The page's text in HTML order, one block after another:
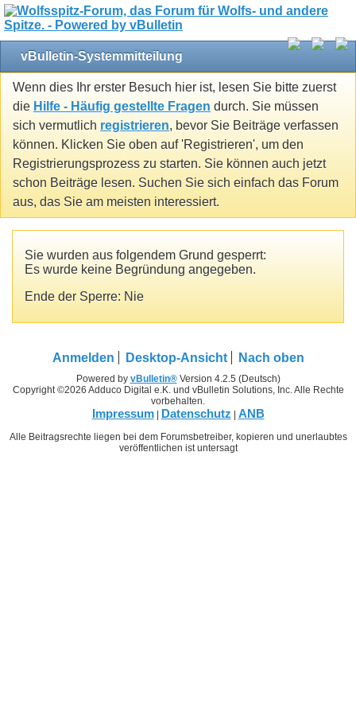
vBulletin-Systemmitteilung
Wenn dies Ihr erster Besuch hier ist, lesen Sie bitte zuerst
die Hilfe - Häufig gestellte Fragen durch. Sie müssen
sich vermutlich registrieren, bevor Sie Beiträge verfassen
können. Klicken Sie oben auf 'Registrieren', um den
Registrierungsprozess zu starten. Sie können auch jetzt
schon Beiträge lesen. Suchen Sie sich einfach das Forum
aus, das Sie am meisten interessiert.
Sie wurden aus folgendem Grund gesperrt:
Es wurde keine Begründung angegeben.
Ende der Sperre: Nie
Anmelden Desktop-Ansicht Nach oben
Powered by vBulletin®Version 4.2.5 (Deutsch)
Copyright ©2026 Adduco Digital e.K. und vBulletin Solutions, Inc. Alle Rechte
vorbehalten.
Impressum| Datenschutz | ANB
Alle Beitragsrechte liegen bei dem Forumsbetreiber, kopieren und unerlaubtes
veröffentlichen ist untersagt